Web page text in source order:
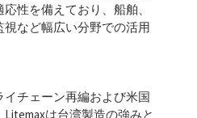
性を備えており、船舶、
など幅広い分野での活用
チェーン再編および米国
は台湾製造の強みと